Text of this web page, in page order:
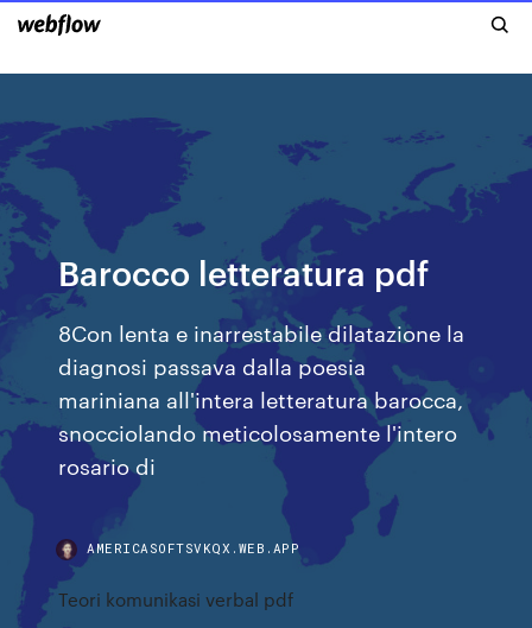
Barocco letteratura pdf
8Con lenta e inarrestabile dilatazione la
diagnosi passava dalla poesia
mariniana all'intera letteratura barocca,
snocciolando meticolosamente l'intero
rosario di
AMERICASOFTSVKQX.WEB.APP
Teori komunikasi verbal pdf